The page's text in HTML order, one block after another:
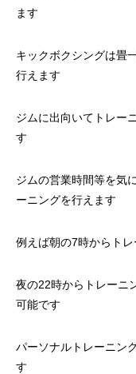
ます
キックボクシングは畳
行えます
ジムに出向いてトレー
す
ジムの営業時間等を気
ーニングを行えます
例えば朝の7時からト
夜の22時からトレーニ
可能です
パーソナルトレーニン
す